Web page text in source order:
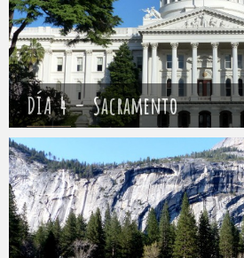
DÍA 4 – Sacramento
Mathieu 8 abril 2017